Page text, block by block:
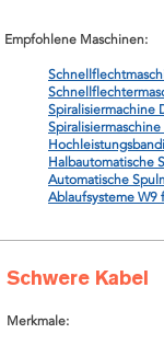
Empfohlene Maschinen:
Spiralisiermachine
Halbautomatische
Automatische
Ablaufsysteme W9
Schwere Kabel
Merkmale: